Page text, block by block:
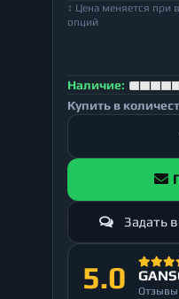
↕ Цена меняется при
опций
Наличие:
Купить в
Задать
5.0 Отзывы